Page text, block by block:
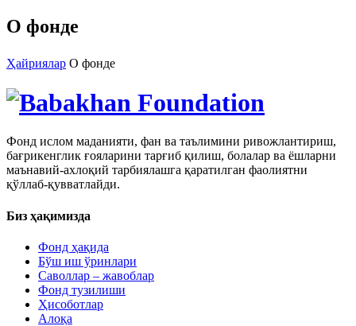
О фонде
Ҳайриялар О фонде
Фонд ислом маданияти, фан ва таълимини ривожлантириш,
бағрикенглик ғояларини тарғиб қилиш, болалар ва ёшларни
маънавий-ахлоқий тарбиялашга қаратилган фаолиятни
қўллаб-қувватлайди.
Биз ҳақимизда
Фонд ҳақида
Бўш иш ўринлари
Саволлар – жавоблар
Фонд тузилиши
Ҳисоботлар
Алоқа